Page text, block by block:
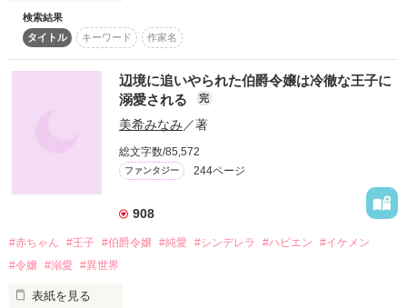
ジャンル
感想
全て 完結
長編 中編
賞」ベリーズカフェ会場
～弟のため継母を追い出すことができるなら、政略結婚も利用
させて頂きます！～
▲▽▲▽▲▽▲▽  2025年9月26日  ▽▲▽▲▽▲▽▲
ファンタジー総合１位/恋愛ファンタジー１位
▲▽▲▽▲▽ありがとうございます！！▽▲▽▲▽▲
※本作は、少しのミステリー要素を含んだ恋愛小説です。ま
た、カクヨム、なろう、ネオページ、Nolaにも同タイトルがあ
検索結果
タイトル
キーワード 作家名
辺境に追いやられた伯爵令嬢は冷徹な王子に
溺愛される
完
美希みなみ ／著
総文字数/85,572
ファンタジー 244ページ
908
#赤ちゃん #王子 #伯爵令嬢 #純愛 #シンデレラ #ハピエン
#イケメン
#令嬢 #溺愛 #異世界
表紙を見る